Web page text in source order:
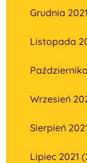
Grudnia
Listopada
Wrzesień
Sierpień
Lipiec 2021